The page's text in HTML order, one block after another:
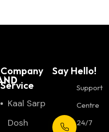
Company
Service
Kaal Sarp
Dosh
Say Hello!
Support
Centre
24/7